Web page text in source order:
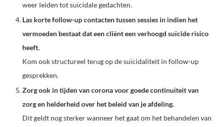
weer leiden tot suïcidale gedachten.
Las korte follow-up contacten tussen sessies in indien het
vermoeden bestaat dat een cliënt een verhoogd suïcide risico
heeft.
Kom ook structureel terug op de suïcidaliteit in follow-up
gesprekken.
Zorg ook in tijden van corona voor goede continuïteit van
zorg en helderheid over het beleid van je afdeling.
Dit geldt nog sterker wanneer het gaat om het behandelen van